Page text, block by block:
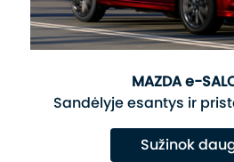
MAZDA e-
Sandėlyje esantys ir
Sužinok